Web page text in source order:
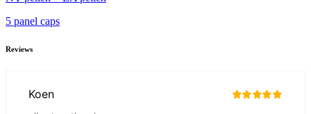
5 panel caps
Reviews